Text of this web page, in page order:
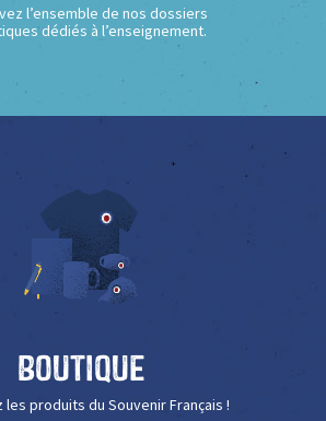
l’ensemble de nos dossiers
dédiés à l’enseignement.
Boutique
les produits du Souvenir Français !